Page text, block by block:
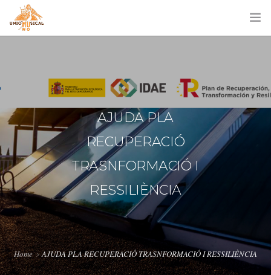
AJUDA PLA
RECUPERACIÓ
TRASNFORMACIÓ I
RESSILIÈNCIA
Home AJUDA PLA RECUPERACIÓ TRASNFORMACIÓ I RESSILIÈNCIA